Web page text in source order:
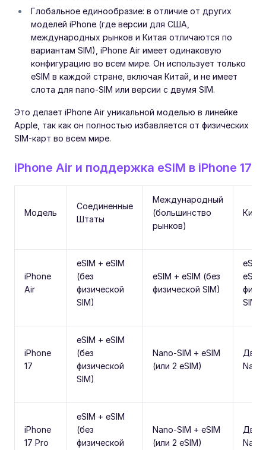
Глобальное единообразие: в отличие от других
моделей iPhone (где версии для США,
международных рынков и Китая отличаются по
вариантам SIM), iPhone Air имеет одинаковую
конфигурацию во всем мире. Он использует только
eSIM в каждой стране, включая Китай, и не имеет
слота для nano-SIM или версии с двумя SIM.
Это делает iPhone Air уникальной моделью в линейке
Apple, так как он полностью избавляется от физических
SIM-карт во всем мире.
iPhone Air и поддержка eSIM в iPhone 17
Модель
Соединенные
Штаты
Международный
(большинство
рынков)
iPhone
Air
eSIM + eSIM
(без
физической
SIM)
eSIM + eSIM (без
физической SIM)
eSIM
eSIM
SIM)
iPhone
17
eSIM + eSIM
(без
физической
SIM)
Nano-SIM + eSIM
(или 2 eSIM)
iPhone
17 Pro
eSIM + eSIM
(без
физической
Nano-SIM + eSIM
(или 2 eSIM)